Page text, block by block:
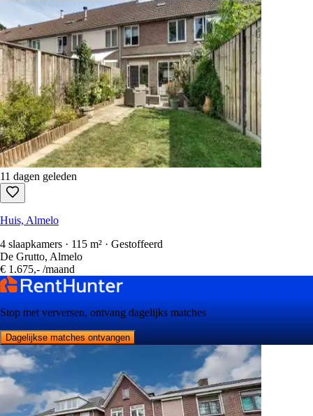
11 dagen geleden
Huis, Almelo
4 slaapkamers · 115 m² · Gestoffeerd
De Grutto, Almelo
€ 1.675,- /maand
Stop met verversen, ontvang dagelijks matches
Dagelijkse matches ontvangen